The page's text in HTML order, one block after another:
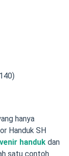
hanya
Handuk SH
handukdan
satu contoh